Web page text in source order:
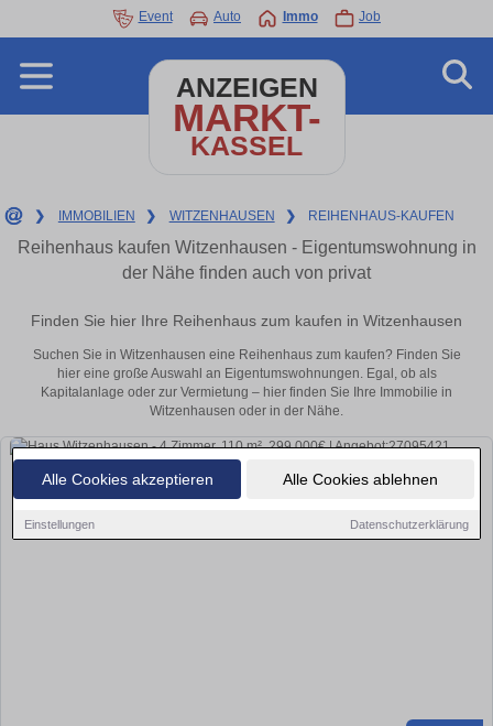
Alle Cookies akzeptieren Alle Cookies ablehnen
Einstellungen Datenschutzerklärung
Event Auto Immo Job
ANZEIGEN
MARKT-
KASSEL
❯ IMMOBILIEN ❯ WITZENHAUSEN ❯ REIHENHAUS-KAUFEN
Reihenhaus kaufen Witzenhausen - Eigentumswohnung in
der Nähe finden auch von privat
Finden Sie hier Ihre Reihenhaus zum kaufen in Witzenhausen
Suchen Sie in Witzenhausen eine Reihenhaus zum kaufen? Finden Sie
hier eine große Auswahl an Eigentumswohnungen. Egal, ob als
Kapitalanlage oder zur Vermietung – hier finden Sie Ihre Immobilie in
Witzenhausen oder in der Nähe.